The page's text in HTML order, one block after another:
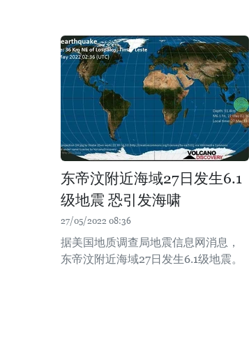
东帝汶附近海域27日发生6.1
级地震 恐引发海啸
27/05/2022 08:36
据美国地质调查局地震信息网消息，
东帝汶附近海域27日发生6.1级地震。